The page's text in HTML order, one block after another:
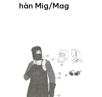
hàn Mig/Mag